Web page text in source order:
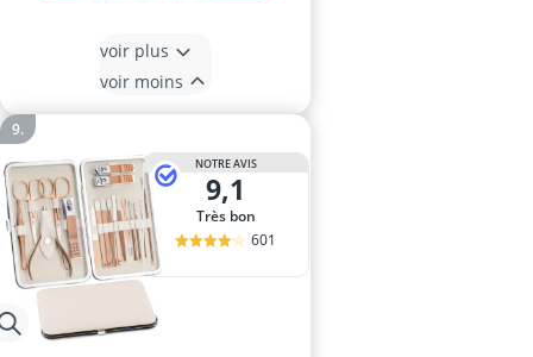
voir plus
voir moins
NOTRE AVIS
9,1
Très bon
601